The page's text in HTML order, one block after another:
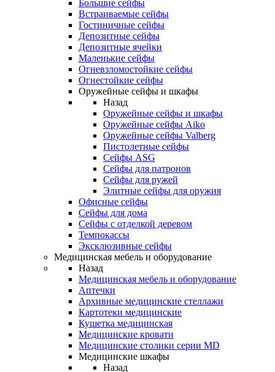
Большие сейфы
Встраиваемые сейфы
Гостиничные сейфы
Депозитные сейфы
Депозитные ячейки
Маленькие сейфы
Огневзломостойкие сейфы
Огнестойкие сейфы
Оружейные сейфы и шкафы
Назад
Оружейные сейфы и шкафы
Оружейные сейфы Aiko
Оружейные сейфы Valberg
Пистолетные сейфы
Сейфы ASG
Сейфы для патронов
Сейфы для ружей
Элитные сейфы для оружия
Офисные сейфы
Сейфы для дома
Сейфы с отделкой деревом
Темпокассы
Эксклюзивные сейфы
Медицинская мебель и оборудование
Назад
Медицинская мебель и оборудование
Аптечки
Архивные медицинские стеллажи
Картотеки медицинские
Кушетка медицинская
Медицинские кровати
Медицинские столики серии MD
Медицинские шкафы
Назад